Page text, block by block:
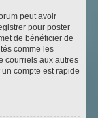
peut avoir
pour poster
de bénéficier de
comme les
courriels aux autres
compte est rapide